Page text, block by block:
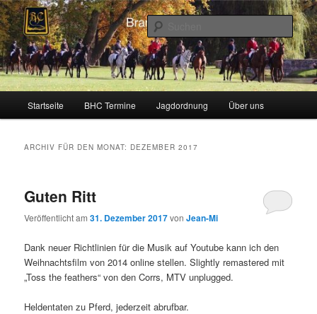
Zum
Inhalt
wechseln
Zum
sekundären
Inhalt
wechselnBrandenburger Hunting Club
Schleppjagden und Vielseitigkeitsreiten in Berlin und Brandenburg
Startseite BHC Termine Jagdordnung Über uns
ARCHIV FÜR DEN MONAT: DEZEMBER 2017
Guten Ritt
Veröffentlicht am31. Dezember 2017vonJean-Mi
Dank neuer Richtlinien für die Musik auf Youtube kann ich den
Weihnachtsfilm von 2014 online stellen. Slightly remastered mit
„Toss the feathers“ von den Corrs, MTV unplugged.
Heldentaten zu Pferd, jederzeit abrufbar.